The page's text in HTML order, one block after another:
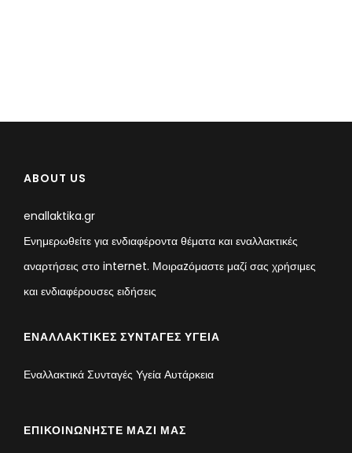
ABOUT US
enallaktika.gr
Ενημερωθείτε για ενδιαφέροντα θέματα και εναλλακτικές
αναρτήσεις στο internet. Μοιραzόμαστε μαζί σας χρήσιμες
και ενδιαφέρουσες ειδήσεις
ΕΝΑΛΛΑΚΤΙΚΈΣ ΣΥΝΤΑΓΈΣ ΥΓΕΊΑ
Εναλλακτικά Συνταγές Υγεία Αυτάρκεια
ΕΠΙΚΟΙΝΩΝΉΣΤΕ ΜΑΖΊ ΜΑΣ